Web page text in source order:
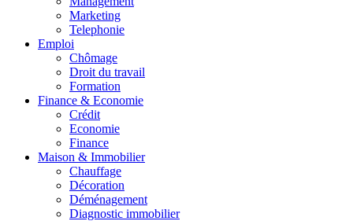
Marketing
Telephonie
Emploi
Chômage
Droit du travail
Formation
Finance & Economie
Crédit
Economie
Finance
Maison & Immobilier
Chauffage
Décoration
Déménagement
Diagnostic immobilier